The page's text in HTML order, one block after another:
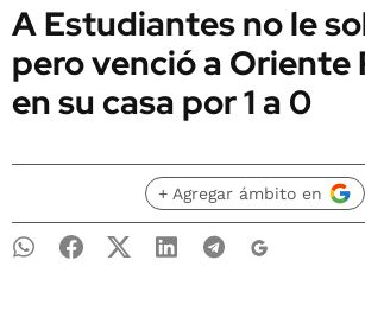
A Estudiantes no le
pero venció a Oriente
en su casa por 1 a 0
+ Agregar ámbito en